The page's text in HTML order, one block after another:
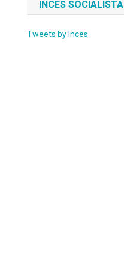
INCES SOCIALISTA
Tweets by Inces